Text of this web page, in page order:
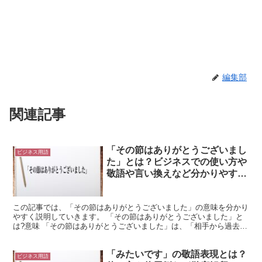
編集部
関連記事
ビジネス用語
「その節はありがとうございまし
た」とは？ビジネスでの使い方や
敬語や言い換えなど分かりやすく
この記事では、「その節はありがとうございました」の意味を分かり
やすく説明していきます。 「その節はありがとうございました」と
は?意味 「その節はありがとうございました」は、「相手から過去に
ビジネス用語
「みたいです」の敬語表現とは？